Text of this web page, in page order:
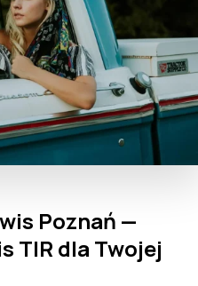
Poznań —
TIR dla Twojej